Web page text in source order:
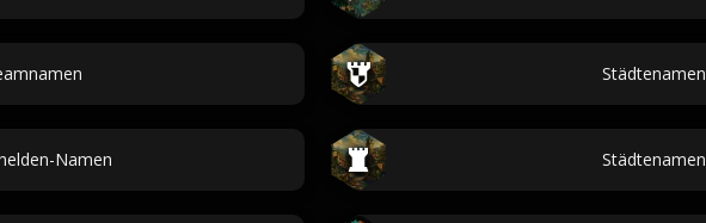
Städtenamen
Namen Städtenamen